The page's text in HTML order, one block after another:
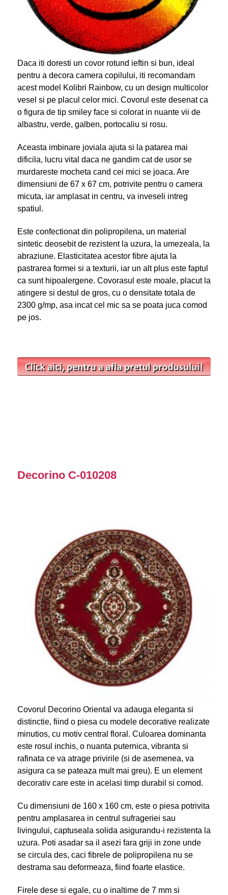
Daca iti doresti un covor rotund ieftin si bun, ideal
pentru a decora camera copilului, iti recomandam
acest model Kolibri Rainbow, cu un design multicolor
vesel si pe placul celor mici. Covorul este desenat ca
o figura de tip smiley face si colorat in nuante vii de
albastru, verde, galben, portocaliu si rosu.
Aceasta imbinare joviala ajuta si la patarea mai
dificila, lucru vital daca ne gandim cat de usor se
murdareste mocheta cand cei mici se joaca. Are
dimensiuni de 67 x 67 cm, potrivite pentru o camera
micuta, iar amplasat in centru, va inveseli intreg
spatiul.
Este confectionat din polipropilena, un material
sintetic deosebit de rezistent la uzura, la umezeala, la
abraziune. Elasticitatea acestor fibre ajuta la
pastrarea formei si a texturii, iar un alt plus este faptul
ca sunt hipoalergene. Covorasul este moale, placut la
atingere si destul de gros, cu o densitate totala de
2300 g/mp, asa incat cel mic sa se poata juca comod
pe jos.
Decorino C-010208
Covorul Decorino Oriental va adauga eleganta si
distinctie, fiind o piesa cu modele decorative realizate
minutios, cu motiv central floral. Culoarea dominanta
este rosul inchis, o nuanta puternica, vibranta si
rafinata ce va atrage privirile (si de asemenea, va
asigura ca se pateaza mult mai greu). E un element
decorativ care este in acelasi timp durabil si comod.
Cu dimensiuni de 160 x 160 cm, este o piesa potrivita
pentru amplasarea in centrul sufrageriei sau
livingului, captuseala solida asigurandu-i rezistenta la
uzura. Poti asadar sa il asezi fara griji in zone unde
se circula des, caci fibrele de polipropilena nu se
destrama sau deformeaza, fiind foarte elastice.
Firele dese si egale, cu o inaltime de 7 mm si